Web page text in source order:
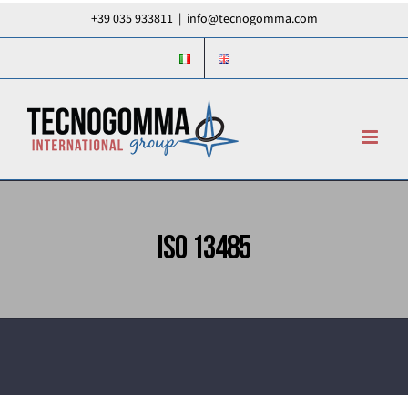
al
+39 035 933811 | info@tecnogomma.com
ISO 13485